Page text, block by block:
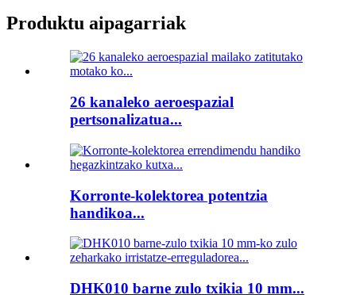
Produktu aipagarriak
26 kanaleko aeroespazial
pertsonalizatua...
Korronte-kolektorea potentzia
handikoa...
DHK010 barne zulo txikia 10 mm...